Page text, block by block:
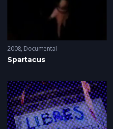
2008 Documental
Spartacus